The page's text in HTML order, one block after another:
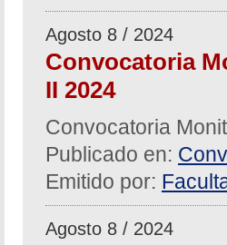
Agosto 8 / 2024
Convocatoria
II 2024
Convocatoria
Publicado en:
Emitido por:
Agosto 8 / 2024